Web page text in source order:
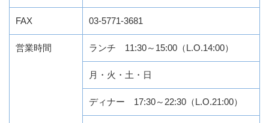
FAX 03-5771-3681
営業時間 ランチ 11:30～15:00（L.O.14:00）
月・火・土・日
ディナー 17:30～22:30（L.O.21:00）